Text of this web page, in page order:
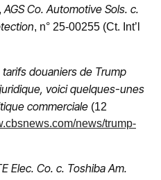
AGS Co. Automotive Sols. c.
, n° 25-00255 (Ct. Int’l
douaniers de Trump
voici quelques-unes
commerciale (12
news/trump-
Elec. Co. c. Toshiba Am.